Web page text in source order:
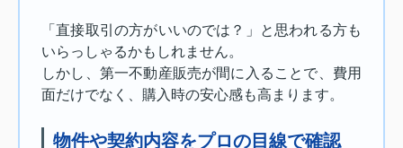
「直接取引の方がいいのでは？」と思われる方も
いらっしゃるかもしれません。
しかし、第一不動産販売が間に入ることで、費用
面だけでなく、購入時の安心感も高まります。
物件や契約内容をプロの目線で確認